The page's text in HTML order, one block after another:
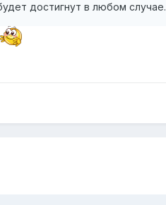
достигнут в любом случае.